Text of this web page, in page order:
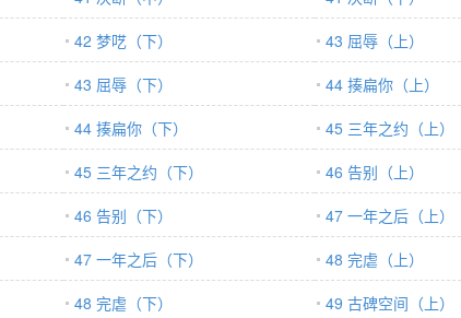
42 梦呓（下）
43 屈辱（上）
43 屈辱（下）
44 揍扁你（上）
44 揍扁你（下）
45 三年之约（上）
45 三年之约（下）
46 告别（上）
46 告别（下）
47 一年之后（上）
47 一年之后（下）
48 完虐（上）
48 完虐（下）
49 古碑空间（上）